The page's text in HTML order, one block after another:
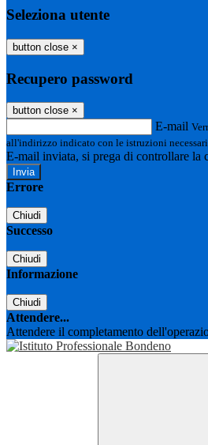
Seleziona utente
button close ×
Recupero password
button close ×
E-mail
all'indirizzo indicato con le istruzioni
E-mail inviata, si prega di controllare la
Errore
Chiudi
Successo
Chiudi
Informazione
Chiudi
Attendere...
Attendere il completamento